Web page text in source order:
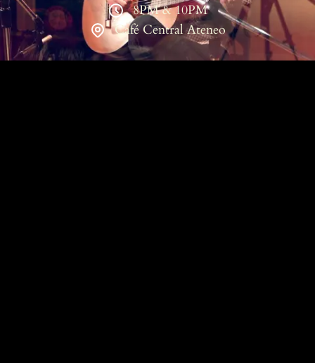
8PM & 10PM
Café Central Ateneo